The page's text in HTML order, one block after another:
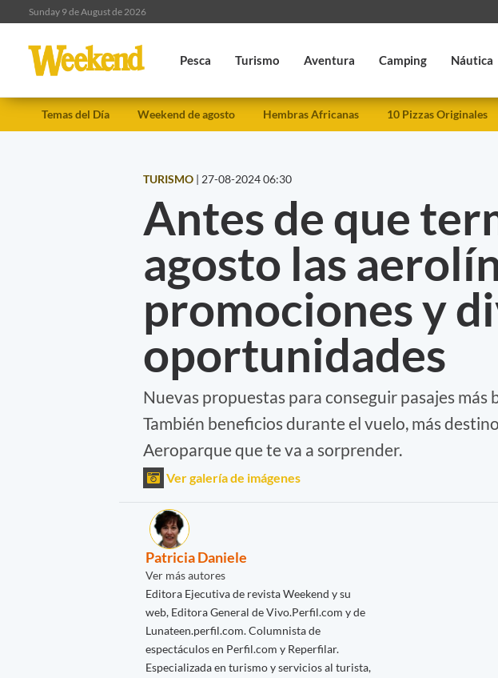
Sunday 9 de August de 2026
Pesca Turismo Aventura Camping Náutica
Temas del Día Weekend de agosto Hembras Africanas 10 Pizzas Originales
TURISMO | 27-08-2024 06:30
Antes de que
agosto las
promociones y
oportunidades
Nuevas propuestas para conseguir pasajes más
También beneficios durante el vuelo, más
Aeroparque que te va a sorprender.
Ver galería de imágenes
Patricia Daniele
Ver más autores
Editora Ejecutiva de revista Weekend y su
web, Editora General de Vivo.Perfil.com y de
Lunateen.perfil.com. Columnista de
espectáculos en Perfil.com y Reperfilar.
Especializada en turismo y servicios al turista,